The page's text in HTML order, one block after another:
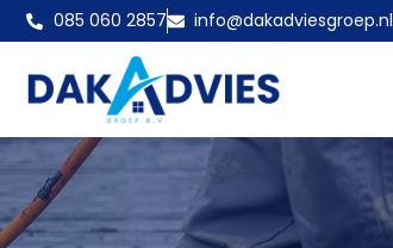
085 060 2857 info@dakadviesgroep.nl